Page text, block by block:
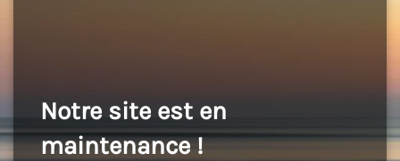
Notre site est en
maintenance !